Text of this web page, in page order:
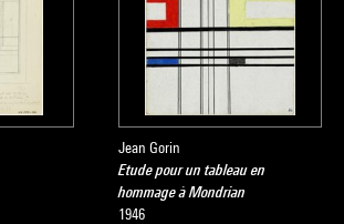
Jean Gorin
Etude pour un tableau en
hommage à Mondrian
1946